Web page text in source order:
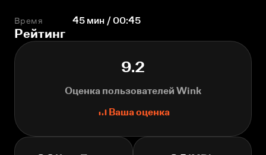
Время 45 мин / 00:45
Рейтинг
9.2
Оценка пользователей Wink
Ваша оценка